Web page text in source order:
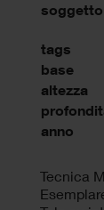
soggetto
tags
base
altezza
anno
Tecnica